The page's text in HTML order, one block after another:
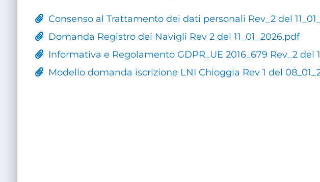
Consenso al Trattamento dei dati personali Rev_2 del
Domanda Registro dei Navigli Rev 2 del 11_01_2026.pdf
Informativa e Regolamento GDPR_UE 2016_679 Rev_2 del
Modello domanda iscrizione LNI Chioggia Rev 1 del